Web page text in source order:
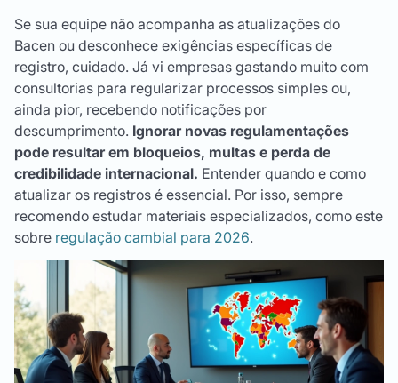
Se sua equipe não acompanha as atualizações do
Bacen ou desconhece exigências específicas de
registro, cuidado. Já vi empresas gastando muito com
consultorias para regularizar processos simples ou,
ainda pior, recebendo notificações por
descumprimento. Ignorar novas regulamentações
pode resultar em bloqueios, multas e perda de
credibilidade internacional. Entender quando e como
atualizar os registros é essencial. Por isso, sempre
recomendo estudar materiais especializados, como este
sobre regulação cambial para 2026.